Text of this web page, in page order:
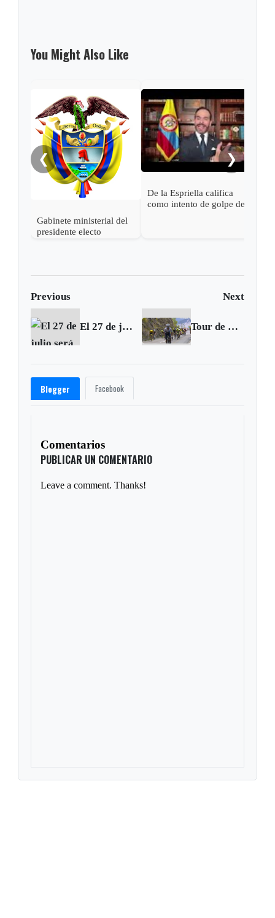
You Might Also Like
❮
Gabinete ministerial del
presidente electo
De la Espriella califica
como intento de golpe de
❯
Previous Next
El 27 de julio será día cívico en Duitama Tour de Francia: Nairo segundo en la etapa 19 y descontó en la general
Blogger Facebook
Comentarios
PUBLICAR UN COMENTARIO
Leave a comment. Thanks!